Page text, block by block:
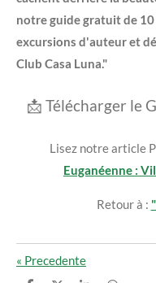
notre guide gratuit de
excursions d'auteur et
Club Casa Luna."
📩 Télécharger le
Lisez notre article
Euganéenne :
Retour à :
« Precedente